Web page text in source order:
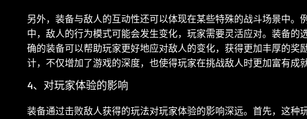
另外，装备与敌人的互动性还可以体现在某些特殊的战斗场景中。
中，敌人的行为模式可能会发生变化，玩家需要灵活应对。装备的
确的装备可以帮助玩家更好地应对敌人的变化，获得更加丰厚的奖
计，不仅增加了游戏的深度，也使得玩家在挑战敌人时更加富有成就
4、对玩家体验的影响
装备通过击败敌人获得的玩法对玩家体验的影响深远。首先，这种